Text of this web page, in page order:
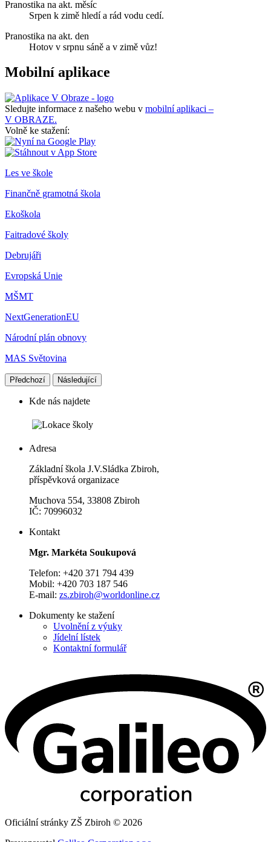
Pranostika na akt. měsíc
Srpen k zimě hledí a rád vodu cedí.
Pranostika na akt. den
Hotov v srpnu sáně a v zimě vůz!
Mobilní aplikace
Sledujte informace z našeho webu v mobilní aplikaci –
V OBRAZE.
Volně ke stažení:
Les ve škole
Finančně gramotná škola
Ekoškola
Faitradové školy
Debrujáři
Evropská Unie
MŠMT
NextGenerationEU
Národní plán obnovy
MAS Světovina
Předchozí Následující
Kde nás najdete
Adresa
Základní škola J.V.Sládka Zbiroh,
příspěvková organizace
Muchova 554, 33808 Zbiroh
IČ: 70996032
Kontakt
Mgr. Markéta Soukupová
Telefon: +420 371 794 439
Mobil: +420 703 187 546
E-mail: zs.zbiroh@worldonline.cz
Dokumenty ke stažení
Uvolnění z výuky
Jídelní lístek
Kontaktní formulář
Oficiální stránky ZŠ Zbiroh © 2026